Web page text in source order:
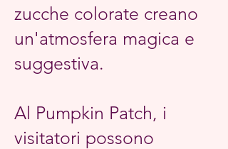
zucche colorate creano
un'atmosfera magica e
suggestiva.
Al Pumpkin Patch, i
visitatori possono